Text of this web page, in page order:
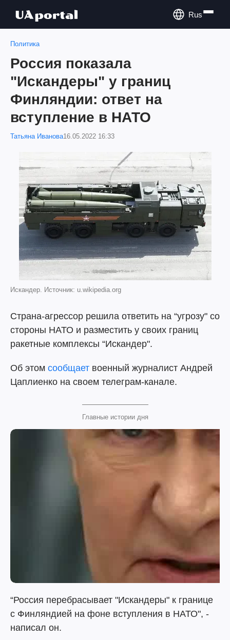
Rus
Политика
Россия показала
"Искандеры" у границ
Финляндии: ответ на
вступление в НАТО
Татьяна Иванова16.05.2022 16:33
Искандер. Источник: u.wikipedia.org
Страна-агрессор решила ответить на “угрозу" со
стороны НАТО и разместить у своих границ
ракетные комплексы “Искандер".
Об этом сообщает военный журналист Андрей
Цаплиенко на своем телеграм-канале.
Главные истории дня
“Россия перебрасывает "‎Искандеры"‎ к границе
с Финляндией на фоне вступления в НАТО", -
написал он.